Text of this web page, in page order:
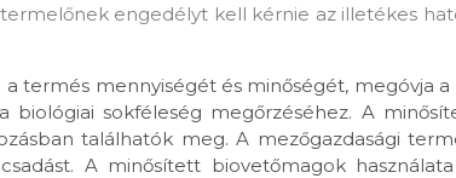
engedélyt kell kérnie az illetékes
termés mennyiségét és minőségét, megóvja
sokféleség megőrzéséhez. A
találhatók meg. A mezőgazdasági
A minősített biovetőmagok